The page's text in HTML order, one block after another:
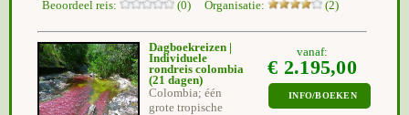
Beoordeel reis:
(0) Organisatie: (2)
vanaf:
€ 2.195,00
INFO/BOEKEN
Dagboekreizen |
Individuele
rondreis colombia
(21 dagen)
Colombia; één
grote tropische